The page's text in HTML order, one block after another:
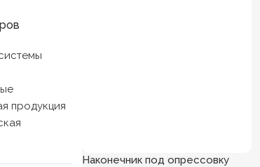
продукция
Наконечник под опресcовку